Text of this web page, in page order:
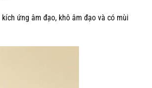
ứng âm đạo, khô âm đạo và có mùi